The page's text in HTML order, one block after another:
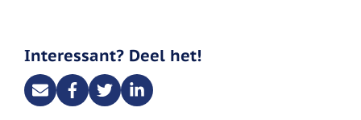
Interessant? Deel het!